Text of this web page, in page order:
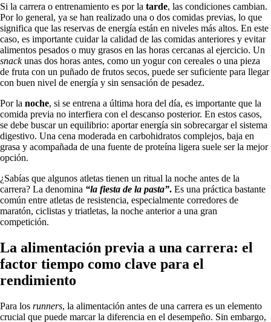
Si la carrera o entrenamiento es por la tarde, las condiciones cambian.
Por lo general, ya se han realizado una o dos comidas previas, lo que
significa que las reservas de energía están en niveles más altos. En este
caso, es importante cuidar la calidad de las comidas anteriores y evitar
alimentos pesados o muy grasos en las horas cercanas al ejercicio. Un
snackunas dos horas antes, como un yogur con cereales o una pieza
de fruta con un puñado de frutos secos, puede ser suficiente para llegar
con buen nivel de energía y sin sensación de pesadez.
Por la noche, si se entrena a última hora del día, es importante que la
comida previa no interfiera con el descanso posterior. En estos casos,
se debe buscar un equilibrio: aportar energía sin sobrecargar el sistema
digestivo. Una cena moderada en carbohidratos complejos, baja en
grasa y acompañada de una fuente de proteína ligera suele ser la mejor
opción.
¿Sabías que algunos atletas tienen un ritual la noche antes de la
carrera? La denomina “la fiesta de la pasta”. Es una práctica bastante
común entre atletas de resistencia, especialmente corredores de
maratón, ciclistas y triatletas, la noche anterior a una gran
competición.
La alimentación previa a una carrera: el
factor tiempo como clave para el
rendimiento
Para los runners, la alimentación antes de una carrera es un elemento
crucial que puede marcar la diferencia en el desempeño. Sin embargo,